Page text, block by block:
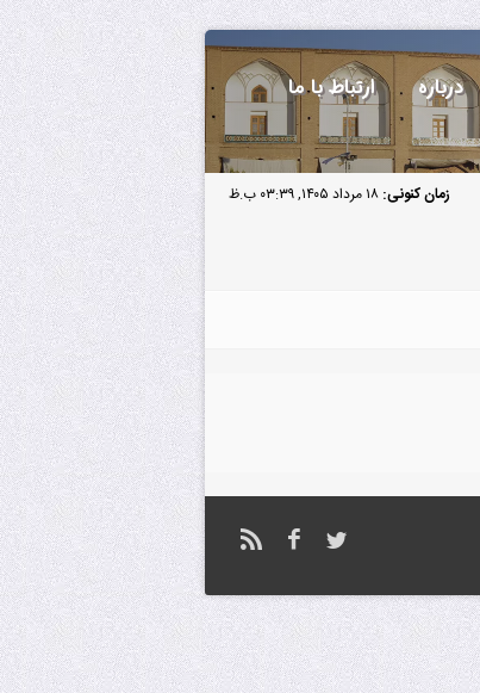
درباره ارتباط با ما
زمان کنونی: ۱۸ مرداد ۱۴۰۵, ۰۳:۳۹ ب.ظ